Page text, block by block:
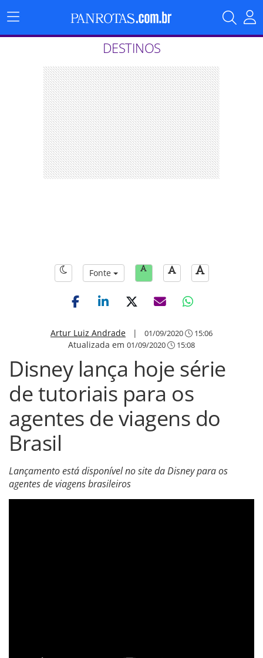
Menu
Principal
DESTINOS
Fonte
Artur Luiz Andrade | 01/09/2020 15:06
Atualizada em 01/09/2020 15:08
Disney lança hoje série
de tutoriais para os
agentes de viagens do
Brasil
Lançamento está disponível no site da Disney para os
agentes de viagens brasileiros